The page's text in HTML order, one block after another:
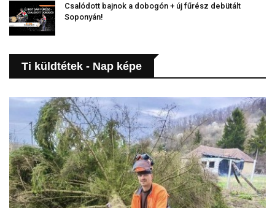
Csalódott bajnok a dobogón + új fűrész debütált
Soponyán!
Ti küldtétek - Nap képe